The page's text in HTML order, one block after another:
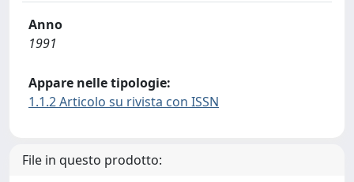
Anno
1991
Appare nelle tipologie:
1.1.2 Articolo su rivista con ISSN
File in questo prodotto: